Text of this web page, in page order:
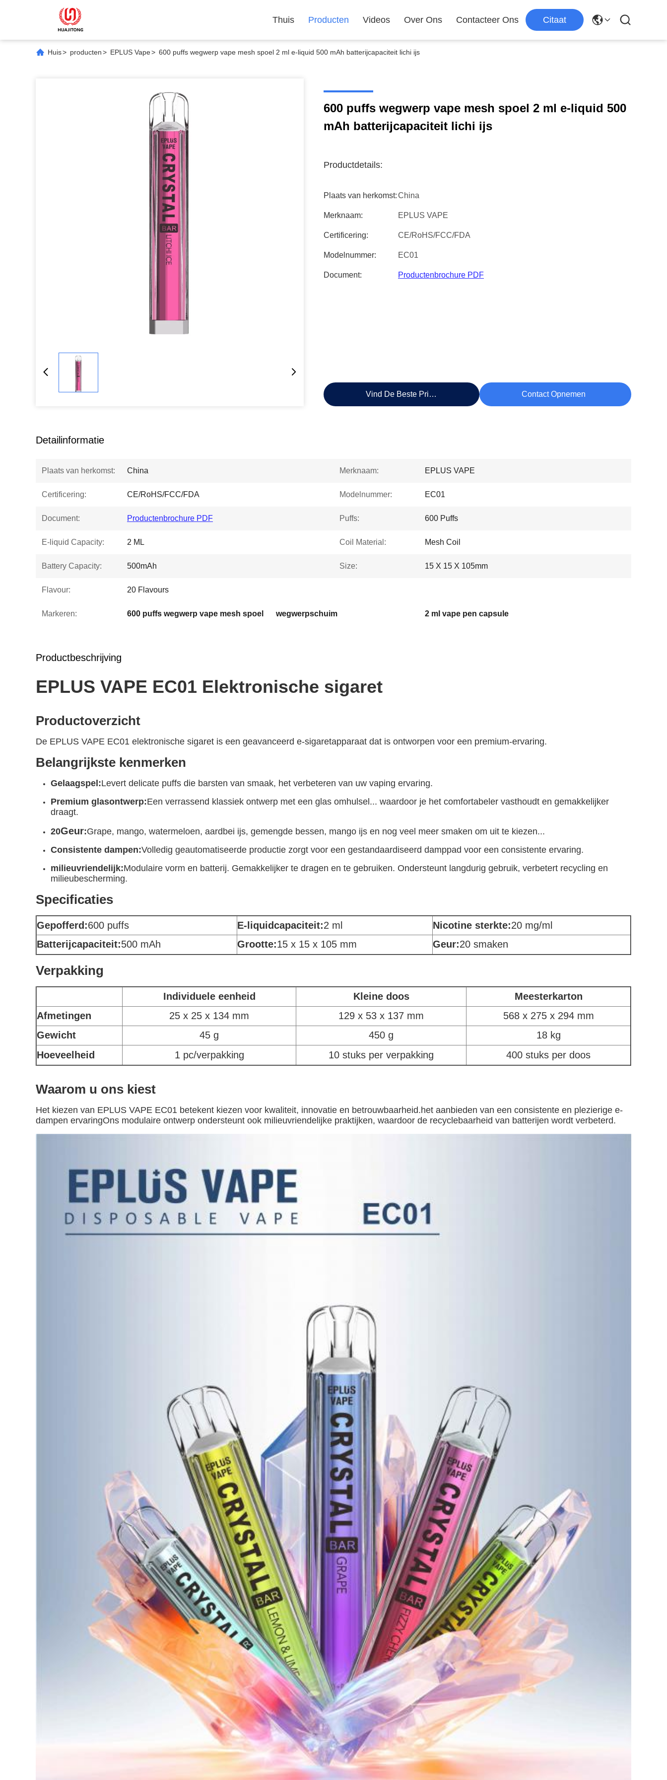
Thuis Producten Videos Over Ons Contacteer Ons Citaat
Huis> producten> EPLUS Vape> 600 puffs wegwerp vape mesh spoel 2 ml e-liquid 500 mAh batterijcapaciteit lichi ijs
600 puffs wegwerp vape mesh spoel 2 ml e-liquid 500
mAh batterijcapaciteit lichi ijs
Productdetails:
Plaats van herkomst:China
Merknaam: EPLUS VAPE
Certificering: CE/RoHS/FCC/FDA
Modelnummer: EC01
Document: Productenbrochure PDF
Vind De Beste Prijs Contact Opnemen
Detailinformatie
Plaats van herkomst: China Merknaam: EPLUS VAPE
Certificering: CE/RoHS/FCC/FDA Modelnummer: EC01
Document: Productenbrochure PDF Puffs: 600 Puffs
E-liquid Capacity: 2 ML Coil Material: Mesh Coil
Battery Capacity: 500mAh Size: 15 X 15 X 105mm
Flavour: 20 Flavours
Markeren: 600 puffs wegwerp vape mesh spoel wegwerpschuim 2 ml vape pen capsule
Productbeschrijving
EPLUS VAPE EC01 Elektronische sigaret
Productoverzicht
De EPLUS VAPE EC01 elektronische sigaret is een geavanceerd e-sigaretapparaat dat is ontworpen voor een premium-ervaring.
Belangrijkste kenmerken
Gelaagspel:Levert delicate puffs die barsten van smaak, het verbeteren van uw vaping ervaring.
Premium glasontwerp:Een verrassend klassiek ontwerp met een glas omhulsel... waardoor je het comfortabeler vasthoudt en gemakkelijker
draagt.
20Geur:Grape, mango, watermeloen, aardbei ijs, gemengde bessen, mango ijs en nog veel meer smaken om uit te kiezen...
Consistente dampen:Volledig geautomatiseerde productie zorgt voor een gestandaardiseerd damppad voor een consistente ervaring.
milieuvriendelijk:Modulaire vorm en batterij. Gemakkelijker te dragen en te gebruiken. Ondersteunt langdurig gebruik, verbetert recycling en
milieubescherming.
Specificaties
Gepofferd:600 puffs E-liquidcapaciteit:2 ml Nicotine sterkte:20 mg/ml
Batterijcapaciteit:500 mAh Grootte:15 x 15 x 105 mm Geur:20 smaken
Verpakking
Individuele eenheid Kleine doos
Meesterkarton
Afmetingen
25 x 25 x 134 mm 129 x 53 x 137 mm
568 x 275 x 294 mm
Gewicht
45 g 450 g
18 kg
Hoeveelheid
1 pc/verpakking 10 stuks per verpakking 400 stuks per doos
Waarom u ons kiest
Het kiezen van EPLUS VAPE EC01 betekent kiezen voor kwaliteit, innovatie en betrouwbaarheid.het aanbieden van een consistente en plezierige e-
dampen ervaringOns modulaire ontwerp ondersteunt ook milieuvriendelijke praktijken, waardoor de recyclebaarheid van batterijen wordt verbeterd.